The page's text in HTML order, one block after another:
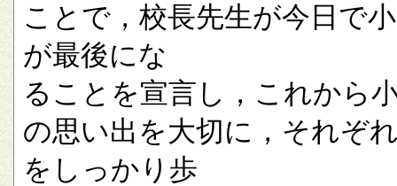
ことで，校長先生が今日で
が最後にな
ることを宣言し，これから
の思い出を大切に，それぞ
をしっかり歩